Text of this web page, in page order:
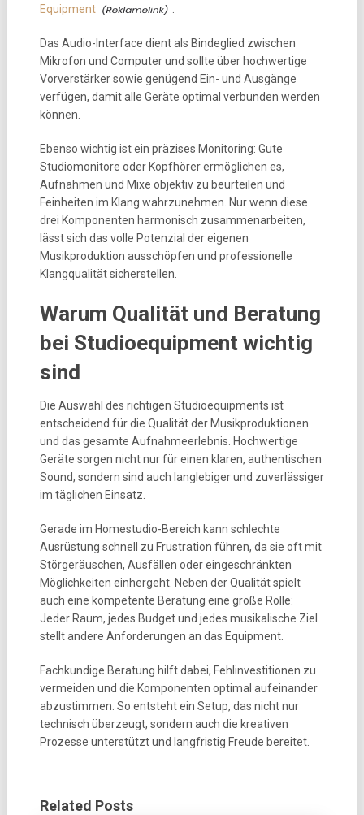
Equipment
Das Audio-Interface dient als Bindeglied zwischen
Mikrofon und Computer und sollte über hochwertige
Vorverstärker sowie genügend Ein- und Ausgänge
verfügen, damit alle Geräte optimal verbunden werden
können.
Ebenso wichtig ist ein präzises Monitoring: Gute
Studiomonitore oder Kopfhörer ermöglichen es,
Aufnahmen und Mixe objektiv zu beurteilen und
Feinheiten im Klang wahrzunehmen. Nur wenn diese
drei Komponenten harmonisch zusammenarbeiten,
lässt sich das volle Potenzial der eigenen
Musikproduktion ausschöpfen und professionelle
Klangqualität sicherstellen.
Warum Qualität und Beratung
bei Studioequipment wichtig
sind
Die Auswahl des richtigen Studioequipments ist
entscheidend für die Qualität der Musikproduktionen
und das gesamte Aufnahmeerlebnis. Hochwertige
Geräte sorgen nicht nur für einen klaren, authentischen
Sound, sondern sind auch langlebiger und zuverlässiger
im täglichen Einsatz.
Gerade im Homestudio-Bereich kann schlechte
Ausrüstung schnell zu Frustration führen, da sie oft mit
Störgeräuschen, Ausfällen oder eingeschränkten
Möglichkeiten einhergeht. Neben der Qualität spielt
auch eine kompetente Beratung eine große Rolle:
Jeder Raum, jedes Budget und jedes musikalische Ziel
stellt andere Anforderungen an das Equipment.
Fachkundige Beratung hilft dabei, Fehlinvestitionen zu
vermeiden und die Komponenten optimal aufeinander
abzustimmen. So entsteht ein Setup, das nicht nur
technisch überzeugt, sondern auch die kreativen
Prozesse unterstützt und langfristig Freude bereitet.
Related Posts